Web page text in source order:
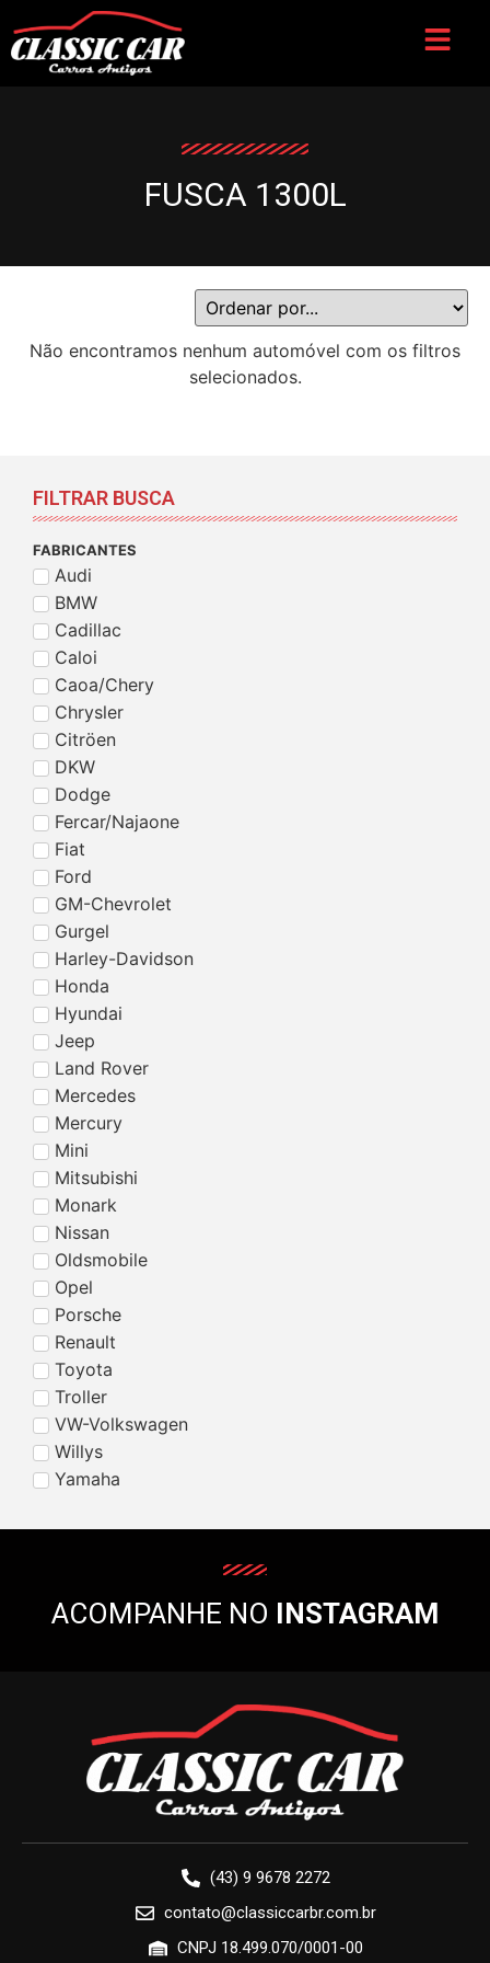
FUSCA 1300L
FILTRAR BUSCA
FABRICANTES
Audi
BMW
Cadillac
Caloi
Caoa/Chery
Chrysler
Citröen
DKW
Dodge
Fercar/Najaone
Fiat
Ford
GM-Chevrolet
Gurgel
Harley-Davidson
Honda
Hyundai
Jeep
Land Rover
Mercedes
Mercury
Mini
Mitsubishi
Monark
Nissan
Oldsmobile
Opel
Porsche
Renault
Toyota
Troller
VW-Volkswagen
Willys
Yamaha
Não encontramos nenhum automóvel com os filtros
selecionados.
ACOMPANHE NO INSTAGRAM
(43) 9 9678 2272
contato@classiccarbr.com.br
CNPJ 18.499.070/0001-00